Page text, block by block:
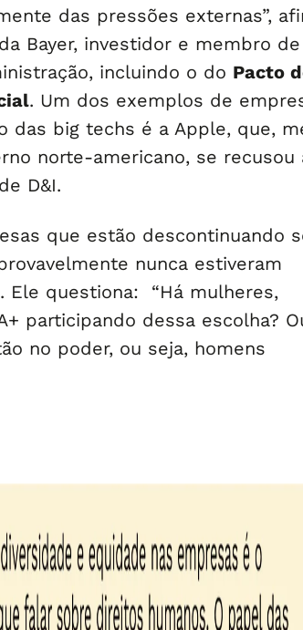
das pressões externas”,
Bayer, investidor e membro de
incluindo o do Pacto
. Um dos exemplos de
das big techs é a Apple, que,
norte-americano, se recusou
D&I.
que estão descontinuando
nunca estiveram
Ele questiona: “Há mulheres,
participando dessa escolha?
no poder, ou seja, homens